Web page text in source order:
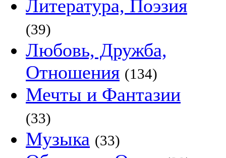
Литература, Поэзия
(39)
Любовь, Дружба,
Отношения (134)
Мечты и Фантазии
(33)
Музыка (33)